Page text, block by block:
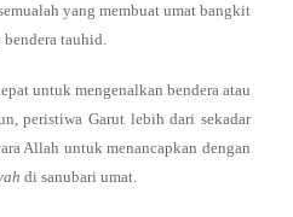
yang membuat umat bangkit
bendera tauhid.
untuk mengenalkan bendera atau
peristiwa Garut lebih dari sekadar
Allah untuk menancapkan dengan
di sanubari umat.